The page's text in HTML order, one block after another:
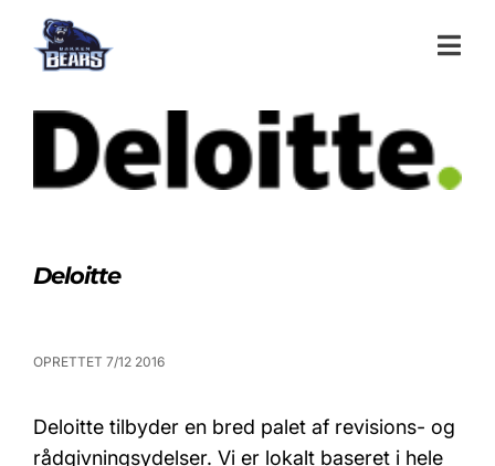
Deloitte
OPRETTET 7/12 2016
Deloitte tilbyder en bred palet af revisions- og
rådgivningsydelser. Vi er lokalt baseret i hele